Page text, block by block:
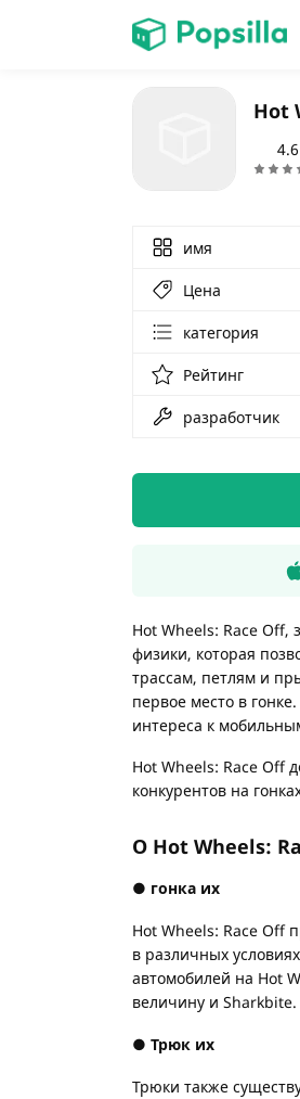
Hot
4.6
имя
Цена
категория
Рейтинг
разработчик
Hot Wheels: Race Off,
физики, которая
трассам, петлям и
первое место в
интереса к
Hot Wheels: Race Off
конкурентов на
О Hot Wheels:
● гонка их
Hot Wheels: Race Off
в различных
автомобилей на Hot
величину и Sharkbite.
● Трюк их
Трюки также